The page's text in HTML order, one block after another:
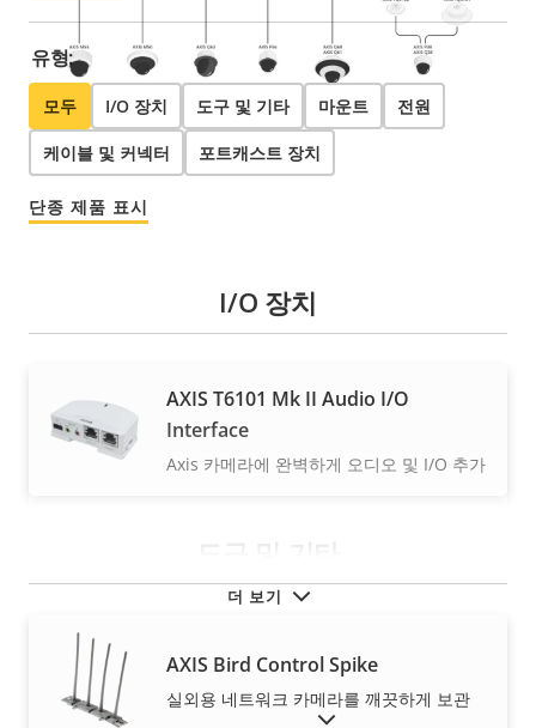
유형:
모두 I/O 장치 도구 및 기타 마운트 전원
케이블 및 커넥터 포트캐스트 장치
단종 제품 표시
더 보기
I/O 장치
AXIS T6101 Mk II Audio I/O
Interface
Axis 카메라에 완벽하게 오디오 및 I/O 추가
AXIS Bird Control Spike
실외용 네트워크 카메라를 깨끗하게 보관